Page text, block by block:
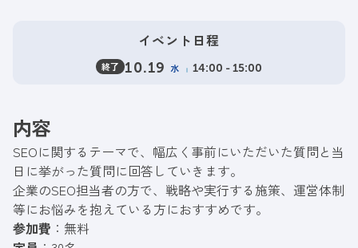
イベント日程
終了 10.19 水 14:00 - 15:00
内容
SEOに関するテーマで、幅広く事前にいただいた質問と当
日に挙がった質問に回答していきます。
企業のSEO担当者の方で、戦略や実行する施策、運営体制
等にお悩みを抱えている方におすすめです。
参加費 ：無料